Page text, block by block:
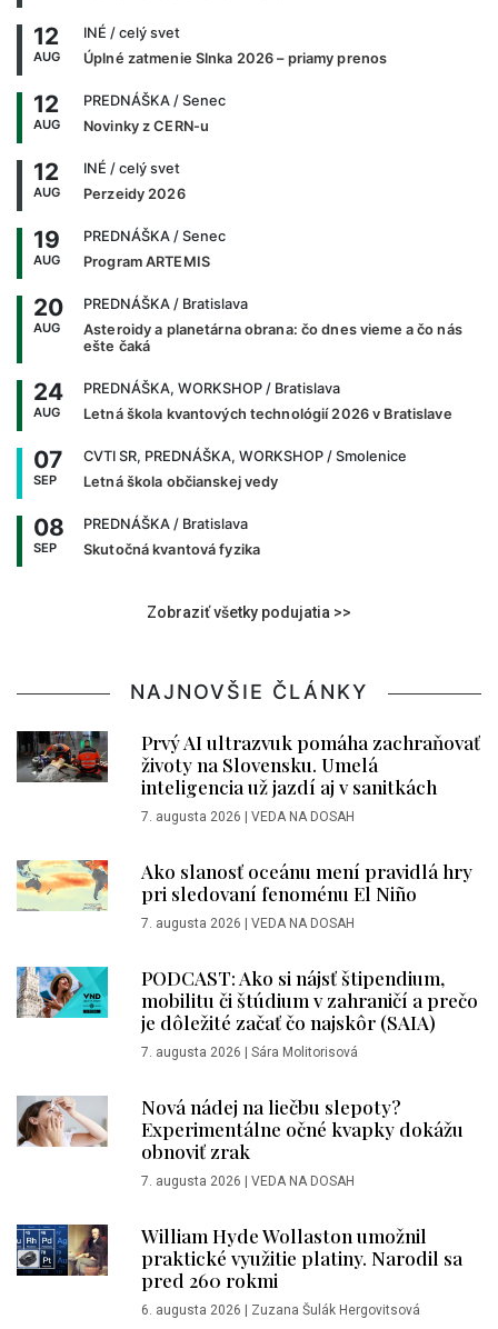
12
AUG
INÉ / celý svet
Úplné zatmenie Slnka 2026 – priamy prenos
12
AUG
PREDNÁŠKA / Senec
Novinky z CERN-u
12
AUG
INÉ / celý svet
Perzeidy 2026
19
AUG
PREDNÁŠKA / Senec
Program ARTEMIS
20
AUG
PREDNÁŠKA / Bratislava
Asteroidy a planetárna obrana: čo dnes vieme a čo nás
ešte čaká
24
AUG
PREDNÁŠKA, WORKSHOP / Bratislava
Letná škola kvantových technológií 2026 v Bratislave
07
SEP
CVTI SR, PREDNÁŠKA, WORKSHOP / Smolenice
Letná škola občianskej vedy
08
SEP
PREDNÁŠKA / Bratislava
Skutočná kvantová fyzika
Zobraziť všetky podujatia >>
NAJNOVŠIE ČLÁNKY
Prvý AI ultrazvuk pomáha zachraňovať
životy na Slovensku. Umelá
inteligencia už jazdí aj v sanitkách
7. augusta 2026 VEDA NA DOSAH
Ako slanosť oceánu mení pravidlá hry
pri sledovaní fenoménu El Niño
7. augusta 2026 VEDA NA DOSAH
PODCAST: Ako si nájsť štipendium,
mobilitu či štúdium v zahraničí a prečo
je dôležité začať čo najskôr (SAIA)
7. augusta 2026 Sára Molitorisová
Nová nádej na liečbu slepoty?
Experimentálne očné kvapky dokážu
obnoviť zrak
7. augusta 2026 VEDA NA DOSAH
William Hyde Wollaston umožnil
praktické využitie platiny. Narodil sa
pred 260 rokmi
6. augusta 2026 Zuzana Šulák Hergovitsová